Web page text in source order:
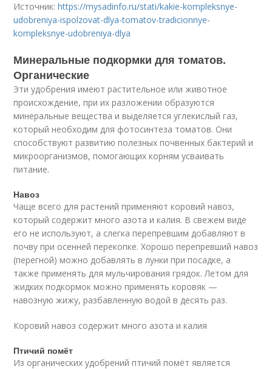
Источник:https://mysadinfo.ru/stati/kakie-kompleksnye-
udobreniya-ispolzovat-dlya-tomatov-tradicionnye-
kompleksnye-udobreniya-dlya
Минеральные подкормки для томатов.
Органические
Эти удобрения имеют растительное или животное
происхождение, при их разложении образуются
минеральные вещества и выделяется углекислый газ,
который необходим для фотосинтеза томатов. Они
способствуют развитию полезных почвенных бактерий и
микроорганизмов, помогающих корням усваивать
питание.
Навоз
Чаще всего для растений применяют коровий навоз,
который содержит много азота и калия. В свежем виде
его не используют, а слегка перепревшим добавляют в
почву при осенней перекопке. Хорошо перепревший навоз
(перегной) можно добавлять в лунки при посадке, а
также применять для мульчирования грядок. Летом для
жидких подкормок можно применять коровяк —
навозную жижу, разбавленную водой в десять раз.
Коровий навоз содержит много азота и калия
Птичий помёт
Из органических удобрений птичий помёт является